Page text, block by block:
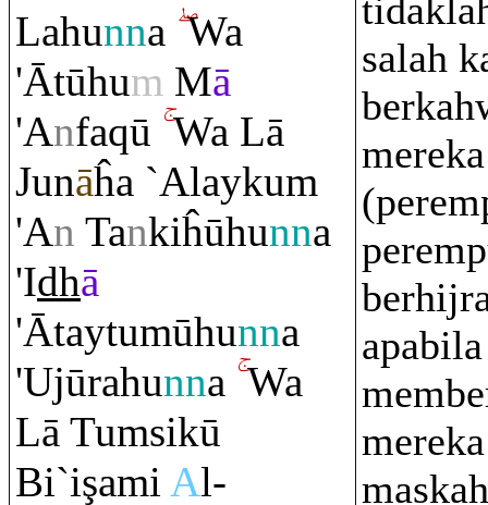
Lahunna Wa
'Ātūhum Mā
'Anfaqū Wa Lā
Junāĥa `Alaykum
'An Tankiĥūhunna
'Idhā
'Ātaytumūhunna
'Ujūrahunna Wa
Lā Tumsikū
Bi`işami Al-
salah
mereka
mereka